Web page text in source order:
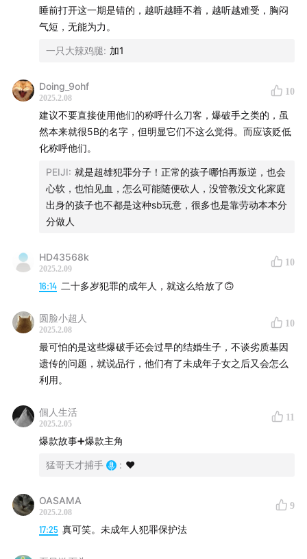
睡前打开这一期是错的，越听越睡不着，越听越难受，胸闷
气短，无能为力。
一只大辣鸡腿: 加1
Doing_9ohf
2025.2.08
10
建议不要直接使用他们的称呼什么刀客，爆破手之类的，虽
然本来就很5B的名字，但明显它们不这么觉得。而应该贬低
化称呼他们。
PEIJI: 就是超雄犯罪分子！正常的孩子哪怕再叛逆，也会
心软，也怕见血，怎么可能随便砍人，没管教没文化家庭
出身的孩子也不都是这种sb玩意，很多也是靠劳动本本分
分做人
HD43568k
2025.2.09
10
16:14 二十多岁犯罪的成年人，就这么给放了🙃
圆脸小超人
2025.2.08
10
最可怕的是这些爆破手还会过早的结婚生子，不谈劣质基因
遗传的问题，就说品行，他们有了未成年子女之后又会怎么
利用。
個人生活
2025.2.05
11
爆款故事➕爆款主角
猛哥天才捕手 : ❤️
OASAMA
2025.2.08
9
17:25 真可笑。未成年人犯罪保护法